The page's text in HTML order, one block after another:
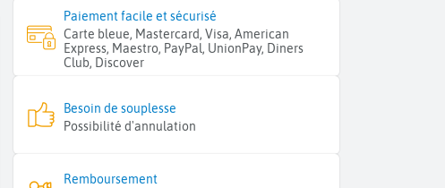
Paiement facile et sécurisé
Carte bleue, Mastercard, Visa, American
Express, Maestro, PayPal, UnionPay, Diners
Club, Discover
Besoin de souplesse
Possibilité d'annulation
Remboursement